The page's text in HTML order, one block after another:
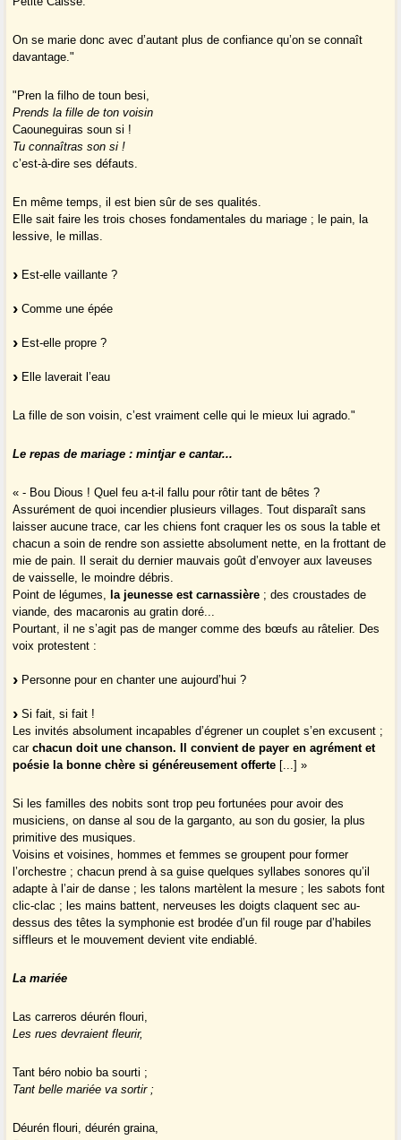
On se marie donc avec d’autant plus de confiance qu’on se connaît
davantage."
"Pren la filho de toun besi,
Prends la fille de ton voisin
Caouneguiras soun si !
Tu connaîtras son si !
c’est-à-dire ses défauts.
En même temps, il est bien sûr de ses qualités.
Elle sait faire les trois choses fondamentales du mariage ; le pain, la
lessive, le millas.
Est-elle vaillante ?
Comme une épée
Est-elle propre ?
Elle laverait l’eau
La fille de son voisin, c’est vraiment celle qui le mieux lui agrado."
Le repas de mariage : mintjar e cantar...
« - Bou Dious ! Quel feu a-t-il fallu pour rôtir tant de bêtes ?
Assurément de quoi incendier plusieurs villages. Tout disparaît sans
laisser aucune trace, car les chiens font craquer les os sous la table et
chacun a soin de rendre son assiette absolument nette, en la frottant de
mie de pain. Il serait du dernier mauvais goût d’envoyer aux laveuses
de vaisselle, le moindre débris.
Point de légumes, la jeunesse est carnassière ; des croustades de
viande, des macaronis au gratin doré...
Pourtant, il ne s’agit pas de manger comme des bœufs au râtelier. Des
voix protestent :
Personne pour en chanter une aujourd’hui ?
Si fait, si fait !
Les invités absolument incapables d’égrener un couplet s’en excusent ;
carchacun doit une chanson. Il convient de payer en agrément et
poésie la bonne chère si généreusement offerte [...] »
Si les familles des nobits sont trop peu fortunées pour avoir des
musiciens, on danse al sou de la garganto, au son du gosier, la plus
primitive des musiques.
Voisins et voisines, hommes et femmes se groupent pour former
l’orchestre ; chacun prend à sa guise quelques syllabes sonores qu’il
adapte à l’air de danse ; les talons martèlent la mesure ; les sabots font
clic-clac ; les mains battent, nerveuses les doigts claquent sec au-
dessus des têtes la symphonie est brodée d’un fil rouge par d’habiles
siffleurs et le mouvement devient vite endiablé.
La mariée
Las carreros déurén flouri,
Les rues devraient fleurir,
Tant béro nobio ba sourti ;
Tant belle mariée va sortir ;
Déurén flouri, déurén graina,